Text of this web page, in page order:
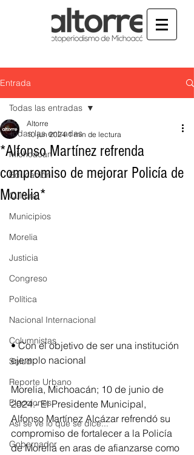
Entrada
Todas las entradas
Michoacán
Educación
Cultura
Municipios
Morelia
Justicia
Congreso
Política
Nacional Internacional
Columnistas
Salud
Reporte Urbano
Elecciones
Así se ve lo que se dice...
Gobernador
Todas las entradas
*Alfonso Martínez refrenda
compromiso de mejorar Policía de
Morelia*
Altorre
10 jun 2024 1 min de lectura
• ⁠Con el objetivo de ser una institución
ejemplo nacional
Morelia, Michoacán; 10 de junio de
2024.- El Presidente Municipal,
Alfonso Martínez Alcázar refrendó su
compromiso de fortalecer a la Policía
de Morelia en aras de afianzarse como